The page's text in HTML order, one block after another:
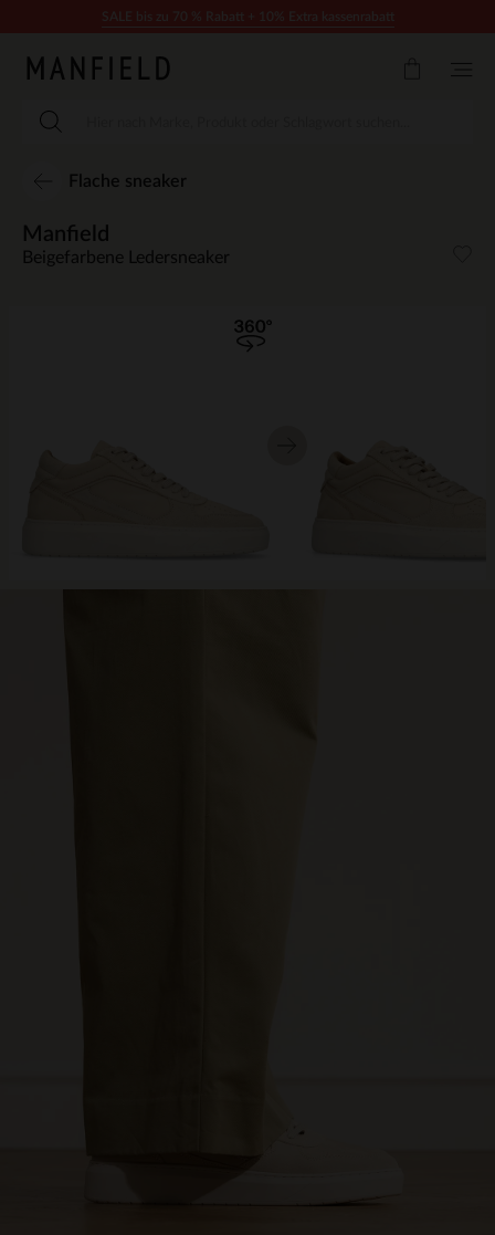
Flache sneaker
Manfield
Beigefarbene Ledersneaker